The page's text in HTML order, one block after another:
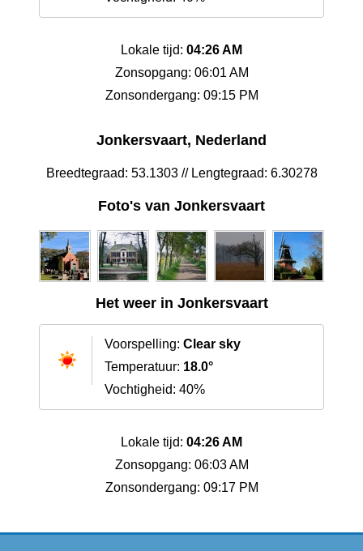
Lokale tijd: 04:26 AM
Zonsopgang: 06:01 AM
Zonsondergang: 09:15 PM
Jonkersvaart, Nederland
Breedtegraad: 53.1303 // Lengtegraad: 6.30278
Foto's van Jonkersvaart
Het weer in Jonkersvaart
Voorspelling: Clear sky
Temperatuur: 18.0°
Vochtigheid: 40%
Lokale tijd: 04:26 AM
Zonsopgang: 06:03 AM
Zonsondergang: 09:17 PM